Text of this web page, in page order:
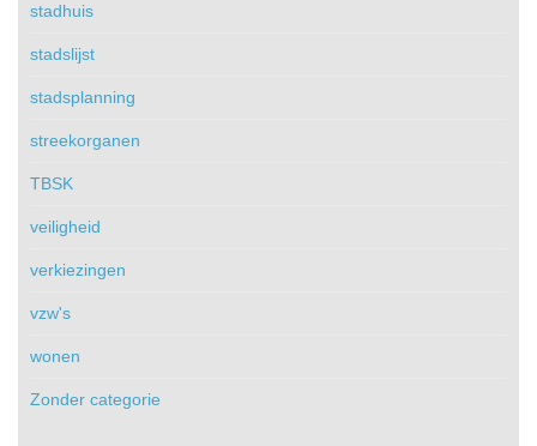
stadhuis
stadslijst
stadsplanning
streekorganen
TBSK
veiligheid
verkiezingen
vzw's
wonen
Zonder categorie